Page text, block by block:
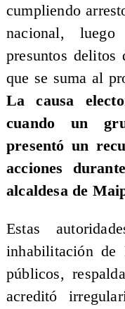
cumpliendo
nacional,
presuntos
que se suma al
La causa
cuando un
presentó un
acciones
alcaldesa de
Estas
inhabilitación de
públicos,
acreditó